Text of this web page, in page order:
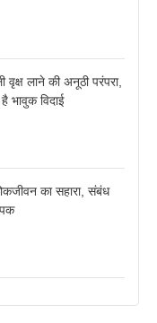
वृक्ष लाने की अनूठी परंपरा,
भावुक विदाई
का सहारा, संबंध